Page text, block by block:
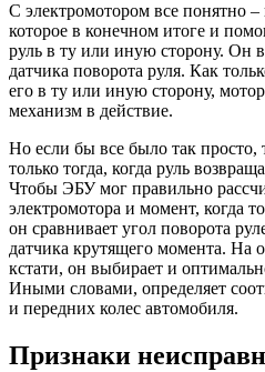
С электромотором все понятно
которое в конечном итоге и
руль в ту или иную сторону. Он
датчика поворота руля. Как
его в ту или иную сторону,
механизм в действие.
Но если бы все было так
только тогда, когда руль
Чтобы ЭБУ мог правильно
электромотора и момент, когда
он сравнивает угол поворота
датчика крутящего момента. На
кстати, он выбирает и
Иными словами, определяет
и передних колес автомобиля.
Признаки